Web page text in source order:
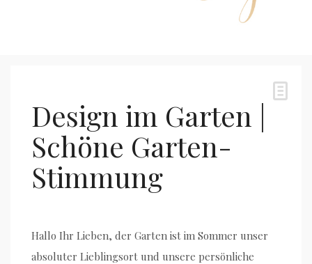
Design im Garten |
Schöne Garten-
Stimmung
Hallo Ihr Lieben, der Garten ist im Sommer unser
absoluter Lieblingsort und unsere persönliche